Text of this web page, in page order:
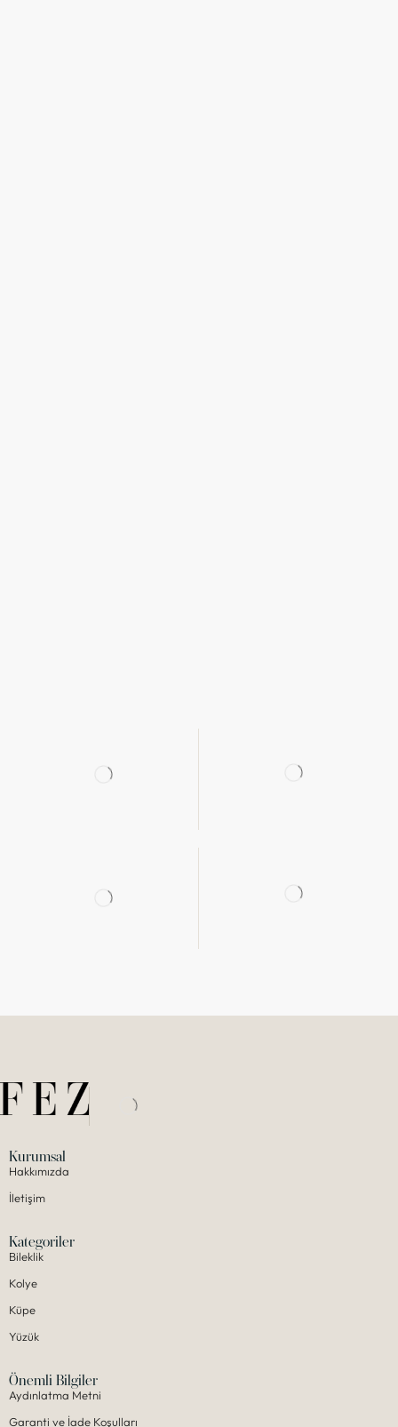
Kurumsal
Hakkımızda
İletişim
Kategoriler
Bileklik
Kolye
Küpe
Yüzük
Önemli Bilgiler
Aydınlatma Metni
Garanti ve İade Koşulları